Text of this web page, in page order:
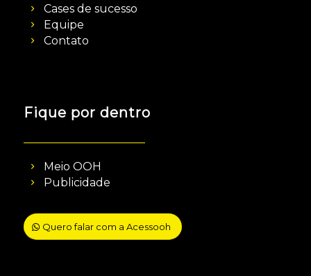
Cases de sucesso
Equipe
Contato
Fique por dentro
Meio OOH
Publicidade
Quero falar com a Acessooh